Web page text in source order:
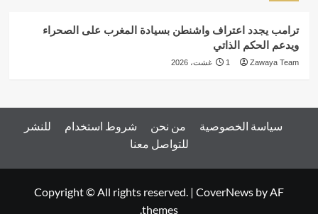
ترامب يجدد اعتراف واشنطن بسيادة المغرب على الصحراء
ويدعم الحكم الذاتي
Zawaya Team 1 غشت، 2026
سياسة الخصوصية من نحن شروط استخدام
للنشر
للتواصل معنا
Copyright © All rights reserved. | CoverNews by AF
themes.